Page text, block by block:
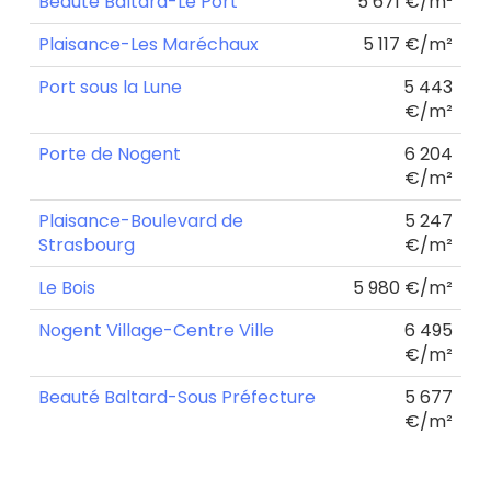
Plaisance-Les Maréchaux
5 117 €/m²
Port sous la Lune
5 443
€/m²
Porte de Nogent
6 204
€/m²
Plaisance-Boulevard de
Strasbourg
5 247
€/m²
Le Bois
5 980 €/m²
Nogent Village-Centre Ville
6 495
€/m²
Beauté Baltard-Sous Préfecture
5 677
€/m²